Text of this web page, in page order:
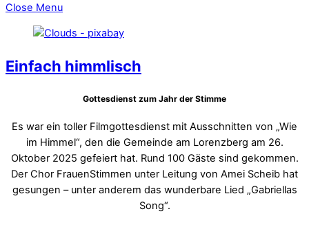
Close Menu
Einfach himmlisch
Gottesdienst zum Jahr der Stimme
Es war ein toller Filmgottesdienst mit Ausschnitten von „Wie
im Himmel“, den die Gemeinde am Lorenzberg am 26.
Oktober 2025 gefeiert hat. Rund 100 Gäste sind gekommen.
Der Chor FrauenStimmen unter Leitung von Amei Scheib hat
gesungen – unter anderem das wunderbare Lied „Gabriellas
Song“.